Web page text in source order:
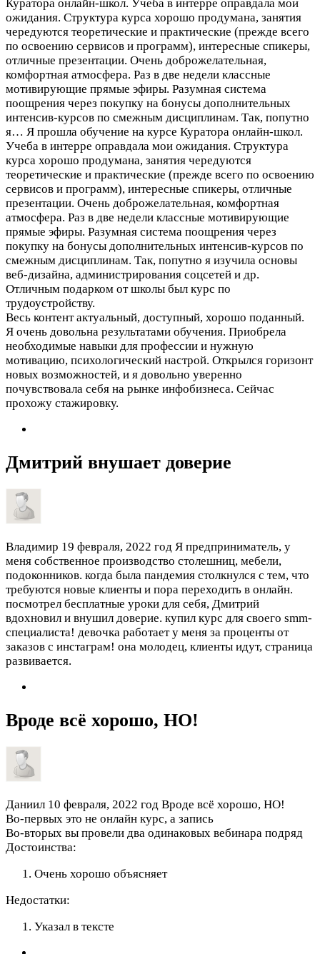
Куратора онлайн-школ. Учеба в интерре оправдала мои
ожидания. Структура курса хорошо продумана, занятия
чередуются теоретические и практические (прежде всего
по освоению сервисов и программ), интересные спикеры,
отличные презентации. Очень доброжелательная,
комфортная атмосфера. Раз в две недели классные
мотивирующие прямые эфиры. Разумная система
поощрения через покупку на бонусы дополнительных
интенсив-курсов по смежным дисциплинам. Так, попутно
я… Я прошла обучение на курсе Куратора онлайн-школ.
Учеба в интерре оправдала мои ожидания. Структура
курса хорошо продумана, занятия чередуются
теоретические и практические (прежде всего по освоению
сервисов и программ), интересные спикеры, отличные
презентации. Очень доброжелательная, комфортная
атмосфера. Раз в две недели классные мотивирующие
прямые эфиры. Разумная система поощрения через
покупку на бонусы дополнительных интенсив-курсов по
смежным дисциплинам. Так, попутно я изучила основы
веб-дизайна, администрирования соцсетей и др.
Отличным подарком от школы был курс по
трудоустройству.
Весь контент актуальный, доступный, хорошо поданный.
Я очень довольна результатами обучения. Приобрела
необходимые навыки для профессии и нужную
мотивацию, психологический настрой. Открылся горизонт
новых возможностей, и я довольно уверенно
почувствовала себя на рынке инфобизнеса. Сейчас
прохожу стажировку.
Дмитрий внушает доверие
Владимир 19 февраля, 2022 год Я предприниматель, у
меня собственное производство столешниц, мебели,
подоконников. когда была пандемия столкнулся с тем, что
требуются новые клиенты и пора переходить в онлайн.
посмотрел бесплатные уроки для себя, Дмитрий
вдохновил и внушил доверие. купил курс для своего smm-
специалиста! девочка работает у меня за проценты от
заказов с инстаграм! она молодец, клиенты идут, страница
развивается.
Вроде всё хорошо, НО!
Даниил 10 февраля, 2022 год Вроде всё хорошо, НО!
Во-первых это не онлайн курс, а запись
Во-вторых вы провели два одинаковых вебинара подряд
Достоинства:
Очень хорошо объясняет
Недостатки:
Указал в тексте